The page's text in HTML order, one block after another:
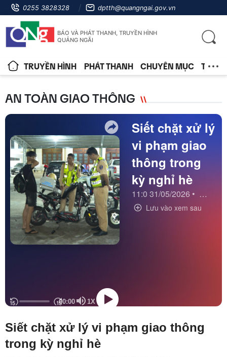
0255 3828328 dptth@quangngai.gov.vn
BÁO VÀ PHÁT THANH, TRUYỀN HÌNH
QUẢNG NGÃI
TRUYỀN HÌNH PHÁT THANH CHUYÊN MỤC TIN
AN TOÀN GIAO THÔNG
Siết chặt xử lý vi phạm giao thông
trong kỳ nghỉ hè